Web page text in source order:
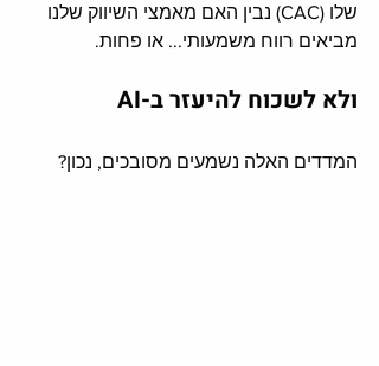
שלו (CAC) נבין האם מאמצי השיווק שלנו
מביאים רווח משמעותי... או פחות.
ולא לשכוח להיעזר ב-AI
המדדים האלה נשמעים מסובכים, נכון?